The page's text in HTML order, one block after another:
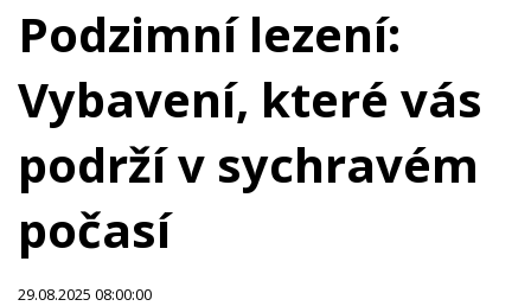
Podzimní lezení:
Vybavení, které vás
podrží v sychravém
počasí
29.08.2025 08:00:00